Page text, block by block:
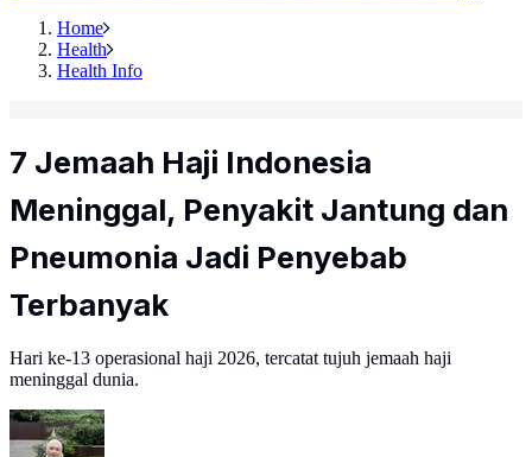
Home
Health
Health Info
7 Jemaah Haji Indonesia
Meninggal, Penyakit Jantung dan
Pneumonia Jadi Penyebab
Terbanyak
Hari ke-13 operasional haji 2026, tercatat tujuh jemaah haji
meninggal dunia.